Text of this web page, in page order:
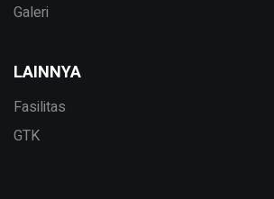
Galeri
LAINNYA
Fasilitas
GTK